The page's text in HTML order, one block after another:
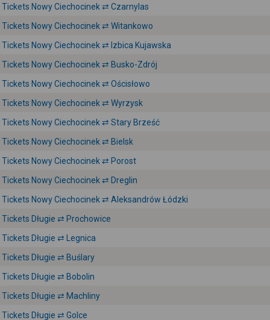
Tickets Nowy Ciechocinek ⇄ Czarnylas
Tickets Nowy Ciechocinek ⇄ Witankowo
Tickets Nowy Ciechocinek ⇄ Izbica Kujawska
Tickets Nowy Ciechocinek ⇄ Busko-Zdrój
Tickets Nowy Ciechocinek ⇄ Ościsłowo
Tickets Nowy Ciechocinek ⇄ Wyrzysk
Tickets Nowy Ciechocinek ⇄ Stary Brześć
Tickets Nowy Ciechocinek ⇄ Bielsk
Tickets Nowy Ciechocinek ⇄ Porost
Tickets Nowy Ciechocinek ⇄ Dreglin
Tickets Nowy Ciechocinek ⇄ Aleksandrów Łódzki
Tickets Długie ⇄ Prochowice
Tickets Długie ⇄ Legnica
Tickets Długie ⇄ Buślary
Tickets Długie ⇄ Bobolin
Tickets Długie ⇄ Machliny
Tickets Długie ⇄ Golce